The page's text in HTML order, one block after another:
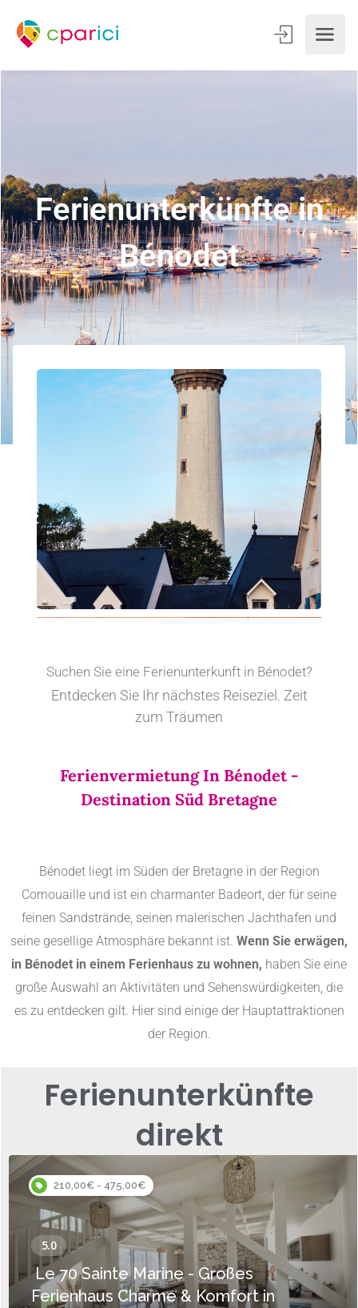
Ferienunterkünfte in
Bénodet
Suchen Sie eine Ferienunterkunft in Bénodet?
Entdecken Sie Ihr nächstes Reiseziel. Zeit
zum Träumen
Ferienvermietung In Bénodet -
Destination Süd Bretagne
Bénodet liegt im Süden der Bretagne in der Region
Cornouaille und ist ein charmanter Badeort, der für seine
feinen Sandstrände, seinen malerischen Jachthafen und
seine gesellige Atmosphäre bekannt ist. Wenn Sie erwägen,
in Bénodet in einem Ferienhaus zu wohnen, haben Sie eine
große Auswahl an Aktivitäten und Sehenswürdigkeiten, die
es zu entdecken gilt. Hier sind einige der Hauptattraktionen
der Region.
Ferienunterkünfte
direkt
210,00€ - 475,00€
Le 70 Sainte Marine - Großes
Ferienhaus Charme & Komfort in